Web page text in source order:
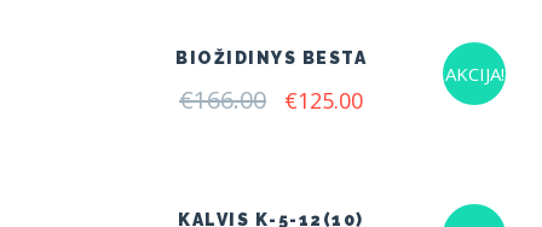
AKCIJA!
BIOŽIDINYS BESTA
€166.00 Original
€125.00Current
KALVIS K-5-12(10)